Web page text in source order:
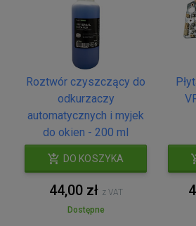
Roztwór czyszczący do
odkurzaczy
automatycznych i myjek
do okien - 200 ml
DO KOSZYKA
44,00 zł z VAT
Dostępne